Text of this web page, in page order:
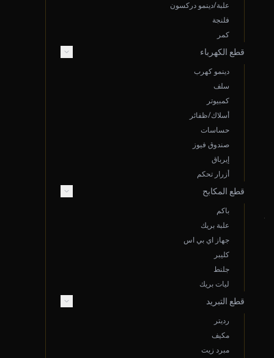
علبة/دينمو دركسون
فلنجة
كمر
قطع الكهرباء
دينمو كهرب
سلف
كمبيوتر
أسلاك/ظفائر
حساسات
صندوق فيوز
إيرباق
أزرار تحكم
قطع المكابح
باكم
علبة بريك
جهاز اي بي اس
كليبر
جلنط
ليات بريك
قطع التبريد
رديتر
مكيف
مبرد زيت
سجل تجاري 2050134107
اتصل بنا
روابط سريعة
سياسة الخصوصية
سياسة الشحن
الضمان والإرجاع
تواصل معنا
واتساب خدمة العملاء
الأحد - الخميس